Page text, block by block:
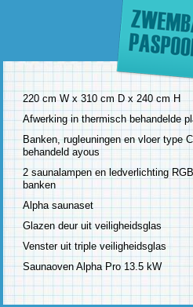
220 cm W x 310 cm D x 240 cm H
Afwerking in thermisch behandelde
Banken, rugleuningen en vloer type
behandeld ayous
2 saunalampen en ledverlichting
banken
Alpha saunaset
Glazen deur uit veiligheidsglas
Venster uit triple veiligheidsglas
Saunaoven Alpha Pro 13.5 kW